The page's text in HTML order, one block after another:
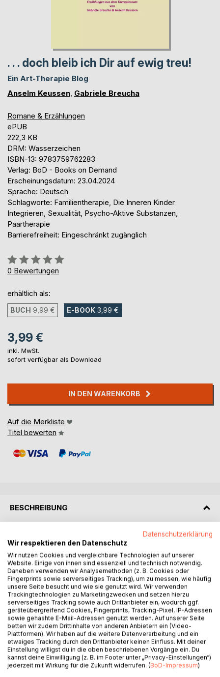
. . . doch bleib ich Dir auf ewig treu!
Ein Art-Therapie Blog
Anselm Keussen Gabriele Breucha
Romane & Erzählungen
ePUB
222,3 KB
DRM: Wasserzeichen
ISBN-13: 9783759762283
Verlag: BoD - Books on Demand
Erscheinungsdatum: 23.04.2024
Sprache: Deutsch
Schlagworte: Familientherapie, Die Inneren Kinder
Integrieren, Sexualität, Psycho-Aktive Substanzen,
Paartherapie
Barrierefreiheit: Eingeschränkt zugänglich
Bewertung::
0%
0 Bewertungen
erhältlich als:
BUCH 9,99 € E-BOOK 3,99 €
3,99 €
inkl. MwSt.
sofort verfügbar als Download
IN DEN WARENKORB
Auf die Merkliste
Titel bewerten
BESCHREIBUNG
Ein Art-Therapie Blog
Wege, Sackgassen und Lösungen
im Labyrinth der Psychotherapie
Erzählungen aus dem Therapieraum
Klarstellung - Disclaimer
Bitte beachten Sie, dass sowohl die folgenden Sätze
wie auch sämtliche im Buch dargestellten Methoden
therapeutische Werkzeuge sind. Die sinnvolle und sichere
Datenschutzerklärung
Wir respektieren den Datenschutz
Wir nutzen Cookies und vergleichbare Technologien auf unserer
Website. Einige von ihnen sind essenziell und technisch notwendig.
Daneben verwenden wir Analysemethoden (z. B. Cookies oder
Fingerprints sowie serverseitiges Tracking), um zu messen, wie häufig
unsere Seite besucht und wie sie genutzt wird. Wir verwenden
Trackingtechnologien zu Marketingzwecken und setzen hierzu
serverseitiges Tracking sowie auch Drittanbieter ein, wodurch ggf.
geräteübergreifend Cookies, Fingerprints, Tracking-Pixel, IP-Adressen
sowie gehashte E-Mail-Adressen genutzt werden. Auf unserer Seite
betten wir zudem Drittinhalte von anderen Anbietern ein (Video-
Plattformen). Wir haben auf die weitere Datenverarbeitung und ein
etwaiges Tracking durch den Drittanbieter keinen Einfluss. Mit deiner
Einstellung willigst du in die oben beschriebenen Vorgänge ein. Du
kannst deine Einwilligung (z. B. im Footer unter „Privacy-Einstellungen“)
jederzeit mit Wirkung für die Zukunft widerrufen. (BoD-Impressum)